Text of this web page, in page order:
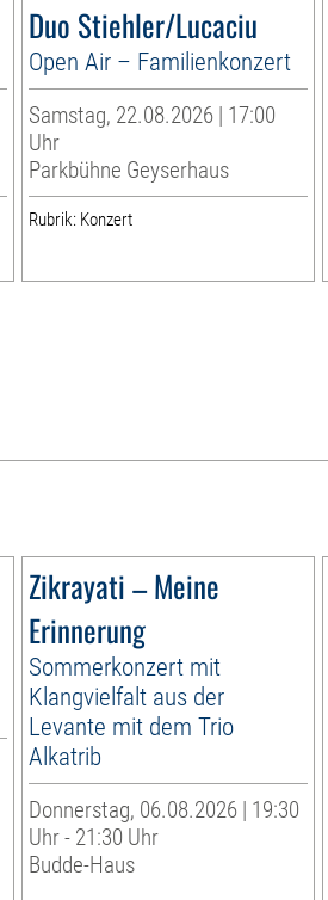
Duo Stiehler/Lucaciu
Open Air – Familienkonzert
Samstag, 22.08.2026 | 17:00
Uhr
Parkbühne Geyserhaus
Rubrik: Konzert
Zikrayati – Meine
Erinnerung
Sommerkonzert mit
Klangvielfalt aus der
Levante mit dem Trio
Alkatrib
Donnerstag, 06.08.2026 | 19:30
Uhr - 21:30 Uhr
Budde-Haus